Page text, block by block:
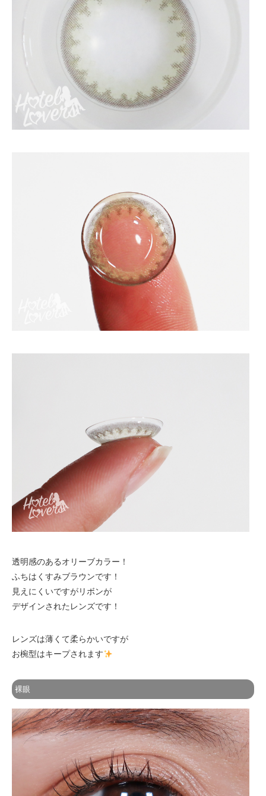
透明感のあるオリーブカラー！
ふちはくすみブラウンです！
見えにくいですがリボンが
デザインされたレンズです！
レンズは薄くて柔らかいですが
お椀型はキープされます
裸眼